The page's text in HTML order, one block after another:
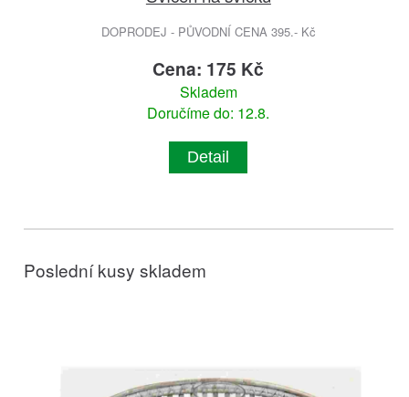
DOPRODEJ - PŮVODNÍ CENA 395.- Kč
Cena: 175 Kč
Skladem
Doručíme do: 12.8.
Detail
Poslední kusy skladem